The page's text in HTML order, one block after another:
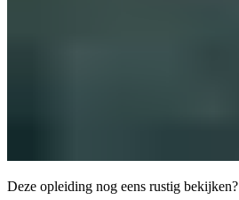
Deze opleiding nog eens rustig bekijken?